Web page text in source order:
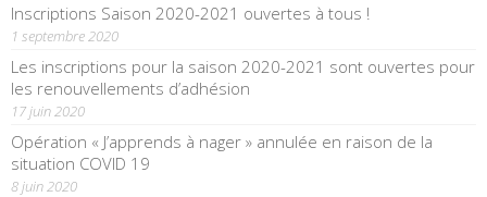
Inscriptions Saison 2020-2021 ouvertes à tous !
1 septembre 2020
Les inscriptions pour la saison 2020-2021 sont ouvertes pour
les renouvellements d’adhésion
17 juin 2020
Opération « J’apprends à nager » annulée en raison de la
situation COVID 19
8 juin 2020